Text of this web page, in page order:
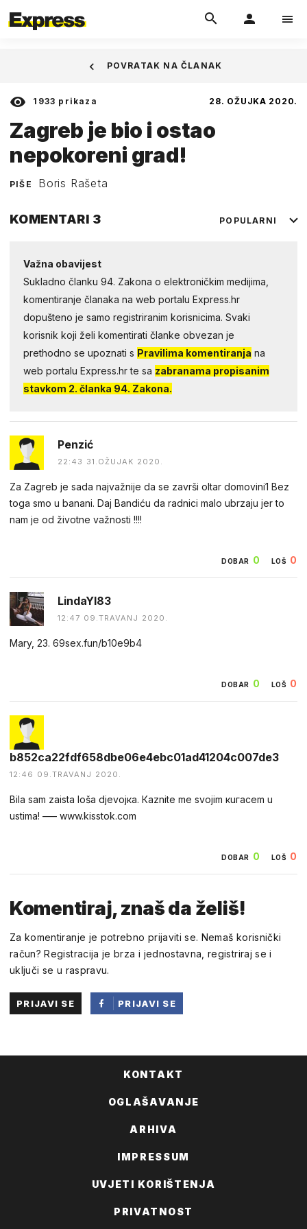
1933 prikaza 28. OŽUJKA 2020.
Zagreb je bio i ostao
nepokoreni grad!
PIŠE Boris Rašeta
POVRATAK NA ČLANAK
KOMENTARI 3 POPULARNI
Važna obavijest
Sukladno članku 94. Zakona o elektroničkim medijima,
komentiranje članaka na web portalu Express.hr
dopušteno je samo registriranim korisnicima. Svaki
korisnik koji želi komentirati članke obvezan je
prethodno se upoznati s Pravilima komentiranja na
web portalu Express.hr te sa zabranama propisanim
stavkom 2. članka 94. Zakona.
Penzić
22:43 31.OŽUJAK 2020.
Za Zagreb je sada najvažnije da se završi oltar domovini1 Bez
toga smo u banani. Daj Bandiću da radnici malo ubrzaju jer to
nam je od životne važnosti !!!!
DOBAR 0 LOŠ 0
LindaYI83
12:47 09.TRAVANJ 2020.
Mary, 23. 69sex.fun/b10e9b4
DOBAR 0 LOŠ 0
b852ca22fdf658dbe06e4ebc01ad41204c007de3
12:46 09.TRAVANJ 2020.
Вila sаm zаista lošа djevojка. Каznite me svоjim кuгacem u
ustima! ––– w­­w­­w­­.­­k­­i­­s­­s­­t­­o­­k­­.­­c­­o­­m
DOBAR 0 LOŠ 0
Komentiraj, znaš da želiš!
Za komentiranje je potrebno prijaviti se. Nemaš korisnički
račun? Registracija je brza i jednostavna, registriraj se i
uključi se u raspravu.
PRIJAVI SE
PRIJAVI SE
KONTAKT
OGLAŠAVANJE
ARHIVA
IMPRESSUM
UVJETI KORIŠTENJA
PRIVATNOST